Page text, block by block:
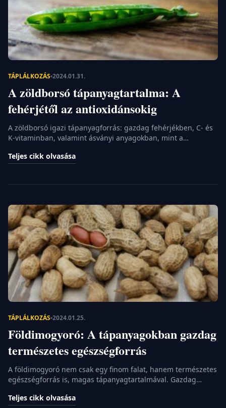
TÁPLÁLKOZÁS 2024.01.31.
A zöldborsó tápanyagtartalma: A
fehérjétől az antioxidánsokig
A zöldborsó igazi tápanyagforrás: gazdag fehérjékben, C- és
K-vitaminban, valamint ásványi anyagokban, mint a
is bővelkedik, amelyek védelmet nyújtanak a sejteknek.
több […]
Teljes cikk olvasása
TÁPLÁLKOZÁS 2024.01.25.
Földimogyoró: A tápanyagokban gazdag
természetes egészségforrás
A földimogyoró nem csak egy finom falat, hanem természetes
egészségforrás is, magas tápanyagtartalmával. Gazdag
antioxidánsokban, ezek hozzájárulnak az egészséges
Teljes cikk olvasása